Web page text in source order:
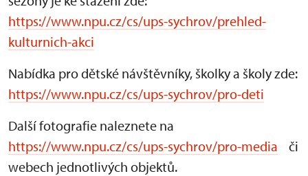
https://www.npu.cz/cs/ups-sychrov/prehled-
kulturnich-akci
Nabídka pro dětské návštěvníky, školky a školy zde:
https://www.npu.cz/cs/ups-sychrov/pro-deti
Další fotografie naleznete na
https://www.npu.cz/cs/ups-sychrov/pro-media či
webech jednotlivých objektů.